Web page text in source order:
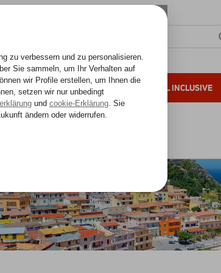
FERNREISEN ALL INCLUSIVE